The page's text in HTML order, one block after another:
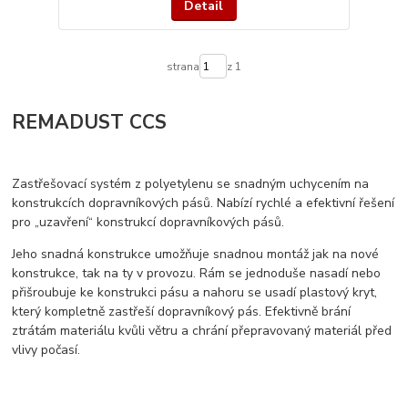
Detail
strana z 1
REMADUST CCS
Zastřešovací systém z polyetylenu se snadným uchycením na
konstrukcích dopravníkových pásů. Nabízí rychlé a efektivní řešení
pro „uzavření“ konstrukcí dopravníkových pásů.
Jeho snadná konstrukce umožňuje snadnou montáž jak na nové
konstrukce, tak na ty v provozu. Rám se jednoduše nasadí nebo
přišroubuje ke konstrukci pásu a nahoru se usadí plastový kryt,
který kompletně zastřeší dopravníkový pás. Efektivně brání
ztrátám materiálu kvůli větru a chrání přepravovaný materiál před
vlivy počasí.